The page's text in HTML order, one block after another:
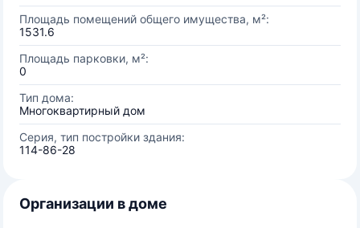
Площадь помещений общего имущества, м²:
1531.6
Площадь парковки, м²:
0
Тип дома:
Многоквартирный дом
Серия, тип постройки здания:
114-86-28
Организации в доме